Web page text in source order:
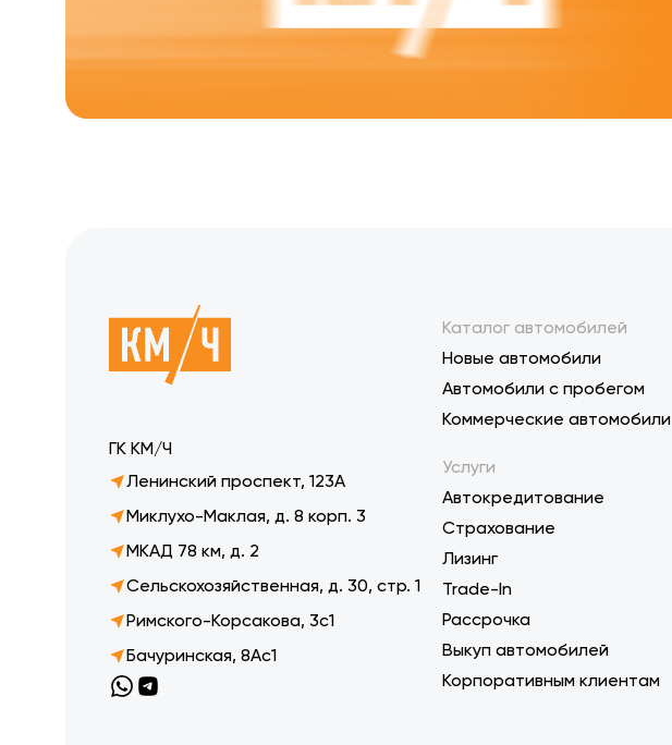
ГК КМ/Ч
Ленинский проспект, 123А
Миклухо-Маклая, д. 8 корп. 3
МКАД 78 км, д. 2
Сельскохозяйственная, д. 30, стр. 1
Римского-Корсакова, 3с1
Бачуринская, 8Ас1
Каталог автомобилей
Новые автомобили
Автомобили с пробегом
Коммерческие автомобили
Услуги
Автокредитование
Страхование
Лизинг
Trade-In
Рассрочка
Выкуп автомобилей
Корпоративным клиентам